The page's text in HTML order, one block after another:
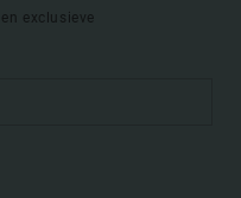
exclusieve